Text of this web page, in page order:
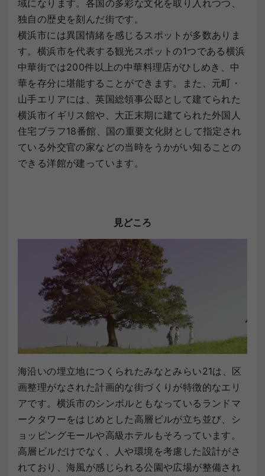
域になります。各国の多彩な文化を取り入れつつ、
独自の歴史を刻んだ街です。
横浜市には異国情緒を感じるスポットが多数ありま
す。横浜市を代表する観光スポットの1つである横浜
中華街では200件以上の中華料理店がひしめき、中
華を存分に堪能することができます。また、元町・
山手エリアには、英国総領事公邸として建てられた
横浜市イギリス館や、大正末期に建てられた外国人
住宅ブラフ18番館、国の重要文化財として指定され
ている外交官の家などの当時をうかがい知ることの
できる洋館が建っています。
見どころ
海沿いの埋立地につくられたみなとみらい21は、区
画整理がなされた計画的な街づくりが特徴的なエリ
アです。横浜市のシンボルともなっているランドマ
ークタワーをはじめとした高層ビルが立ち並び、シ
ョッピングモールや高級ホテルもそろっています。
高層ビルだけでなく、人や環境を考慮した設計がさ
れており、海風が感じられる公園や広場が整備され